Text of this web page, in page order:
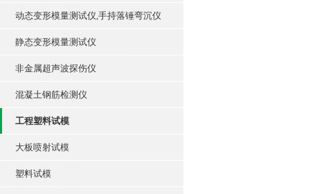
动态变形模量测试仪,手持落锤弯沉仪
静态变形模量测试仪
非金属超声波探伤仪
混凝土钢筋检测仪
工程塑料试模
大板喷射试模
塑料试模